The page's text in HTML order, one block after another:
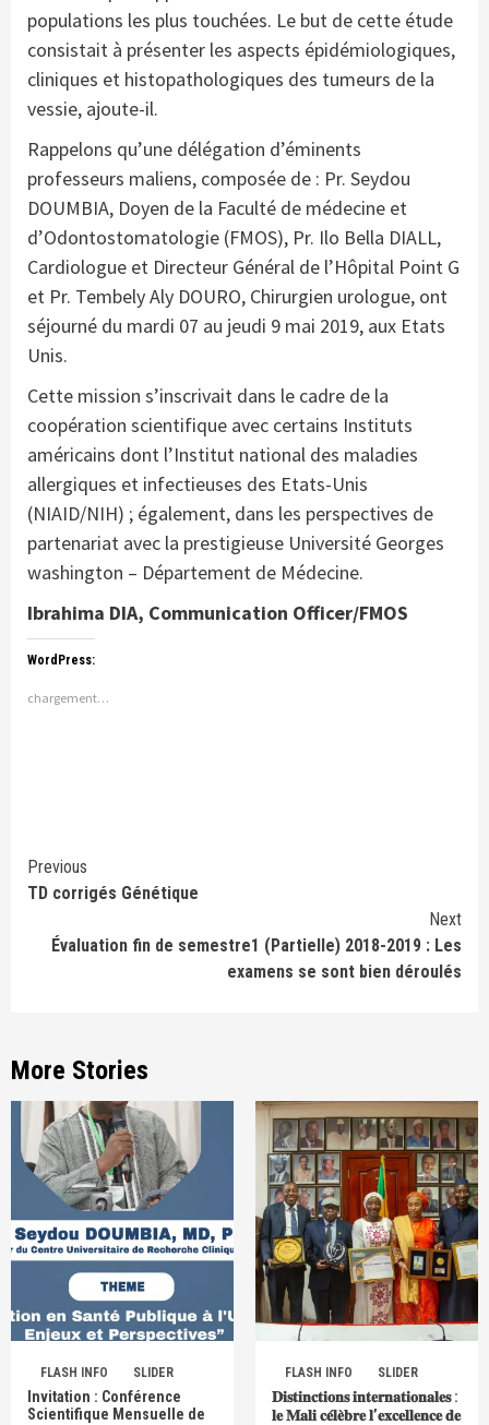
populations les plus touchées. Le but de cette étude
consistait à présenter les aspects épidémiologiques,
cliniques et histopathologiques des tumeurs de la
vessie, ajoute-il.
Rappelons qu’une délégation d’éminents
professeurs maliens, composée de : Pr. Seydou
DOUMBIA, Doyen de la Faculté de médecine et
d’Odontostomatologie (FMOS), Pr. Ilo Bella DIALL,
Cardiologue et Directeur Général de l’Hôpital Point G
et Pr. Tembely Aly DOURO, Chirurgien urologue, ont
séjourné du mardi 07 au jeudi 9 mai 2019, aux Etats
Unis.
Cette mission s’inscrivait dans le cadre de la
coopération scientifique avec certains Instituts
américains dont l’Institut national des maladies
allergiques et infectieuses des Etats-Unis
(NIAID/NIH) ; également, dans les perspectives de
partenariat avec la prestigieuse Université Georges
washington – Département de Médecine.
Ibrahima DIA, Communication Officer/FMOS
WordPress:
chargement…
Continue
Reading
Previous
TD corrigés Génétique
Next
Évaluation fin de semestre1 (Partielle) 2018-2019 : Les
examens se sont bien déroulés
More Stories
FLASH INFO SLIDER
Invitation : Conférence
Scientifique Mensuelle de
FLASH INFO SLIDER
𝐃𝐢𝐬𝐭𝐢𝐧𝐜𝐭𝐢𝐨𝐧𝐬 𝐢𝐧𝐭𝐞𝐫𝐧𝐚𝐭𝐢𝐨𝐧𝐚𝐥𝐞𝐬 :
𝐥𝐞 𝐌𝐚𝐥𝐢 𝐜𝐞́𝐥𝐞̀𝐛𝐫𝐞 𝐥’𝐞𝐱𝐜𝐞𝐥𝐥𝐞𝐧𝐜𝐞 𝐝𝐞